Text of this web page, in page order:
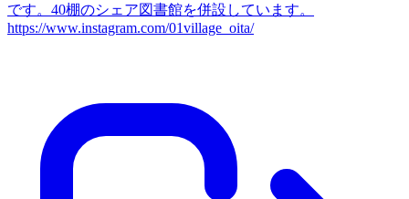
です。40棚のシェア図書館を併設しています。
https://www.instagram.com/01village_oita/